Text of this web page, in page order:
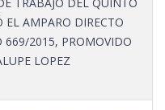
EL AMPARO DIRECTO
669/2015, PROMOVIDO
LOPEZ